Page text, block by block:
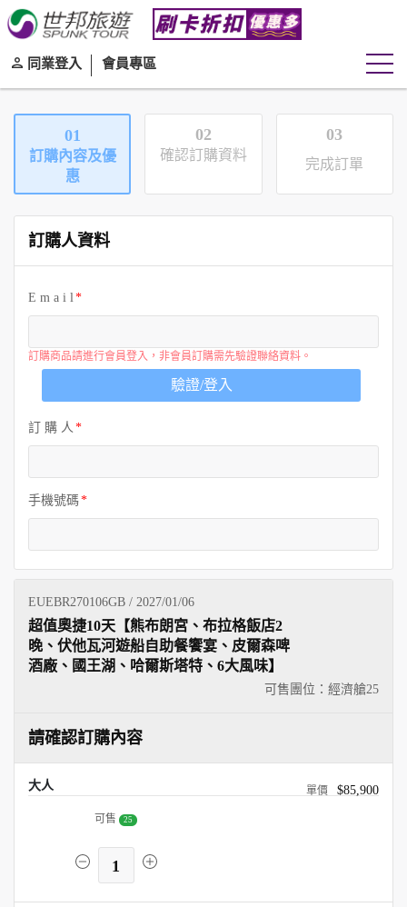
同業登入 會員專區
01
訂購內容及優
惠
02
確認訂購資料
03
完成訂單
訂購人資料
E m a i l
訂購商品請進行會員登入，非會員訂購需先驗證聯絡資料。
驗證/登入
訂 購 人
手機號碼
EUEBR270106GB / 2027/01/06
可售團位：經濟艙25
超值奧捷10天【熊布朗宮、布拉格飯店2
晚、伏他瓦河遊船自助餐饗宴、皮爾森啤
酒廠、國王湖、哈爾斯塔特、6大風味】
請確認訂購內容
大人 $85,900
可售 25
1